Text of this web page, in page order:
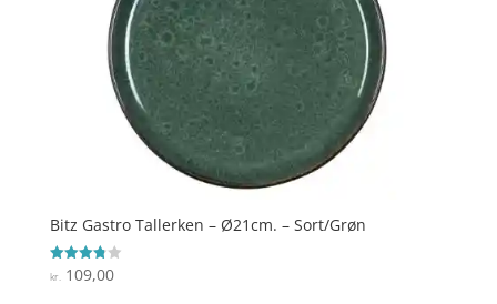
Bitz Gastro Tallerken – Ø21cm. – Sort/Grøn
Vurderet
3.8
kr.109,00